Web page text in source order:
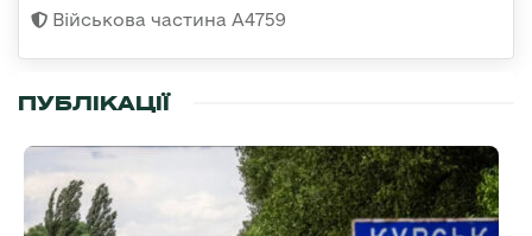
Військова частина А4759
ПУБЛІКАЦІЇ